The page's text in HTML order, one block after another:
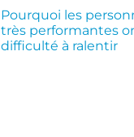
Pourquoi les
très performantes
difficulté à ralentir